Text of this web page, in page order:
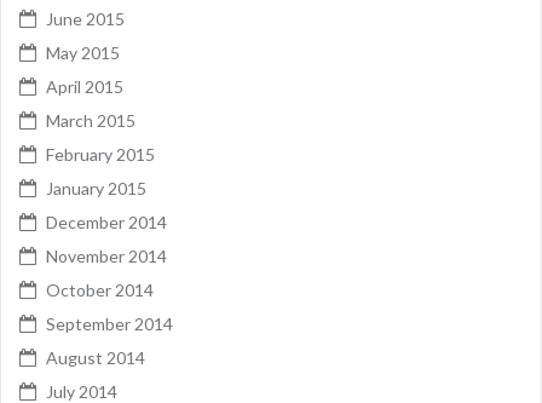
June 2015
May 2015
April 2015
March 2015
February 2015
January 2015
December 2014
November 2014
October 2014
September 2014
August 2014
July 2014